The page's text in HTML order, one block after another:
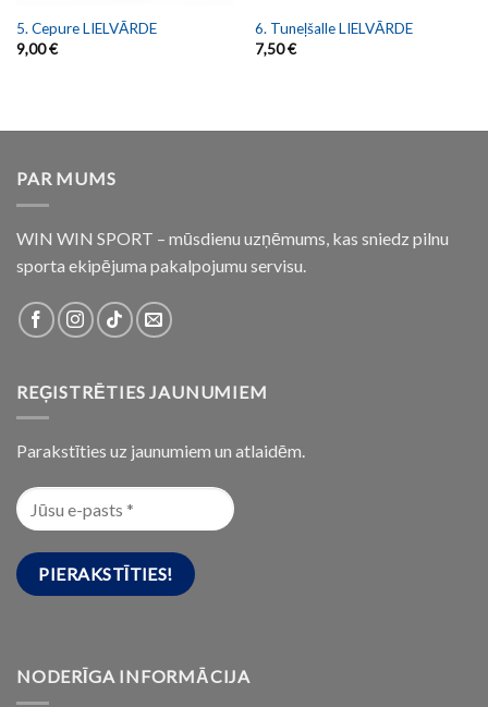
5. Cepure LIELVĀRDE
9,00€
6. Tuneļšalle LIELVĀRDE
7,50€
PAR MUMS
WIN WIN SPORT – mūsdienu uzņēmums, kas sniedz pilnu
sporta ekipējuma pakalpojumu servisu.
REĢISTRĒTIES JAUNUMIEM
Parakstīties uz jaunumiem un atlaidēm.
NODERĪGA INFORMĀCIJA